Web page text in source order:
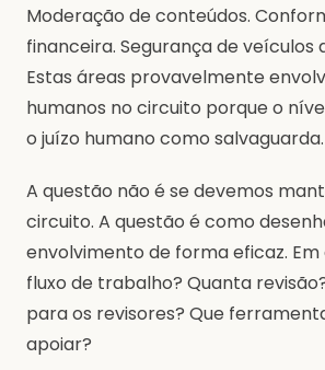
Moderação de conteúdos.
financeira. Segurança de veículos
Estas áreas provavelmente
humanos no circuito porque o
o juízo humano como salvaguarda.
A questão não é se devemos
circuito. A questão é como
envolvimento de forma eficaz.
fluxo de trabalho? Quanta
para os revisores? Que
apoiar?